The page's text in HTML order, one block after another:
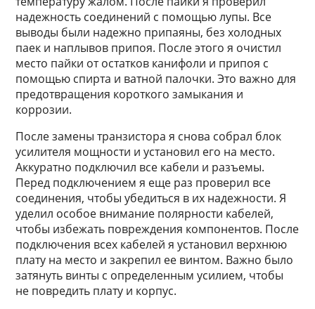
надежность соединений с помощью лупы. Все
выводы были надежно припаяны, без холодных
паек и наплывов припоя. После этого я очистил
место пайки от остатков канифоли и припоя с
помощью спирта и ватной палочки. Это важно для
предотвращения короткого замыкания и
коррозии.
После замены транзистора я снова собрал блок
усилителя мощности и установил его на место.
Аккуратно подключил все кабели и разъемы.
Перед подключением я еще раз проверил все
соединения, чтобы убедиться в их надежности. Я
уделил особое внимание полярности кабелей,
чтобы избежать повреждения компонентов. После
подключения всех кабелей я установил верхнюю
плату на место и закрепил ее винтом. Важно было
затянуть винты с определенным усилием, чтобы
не повредить плату и корпус.